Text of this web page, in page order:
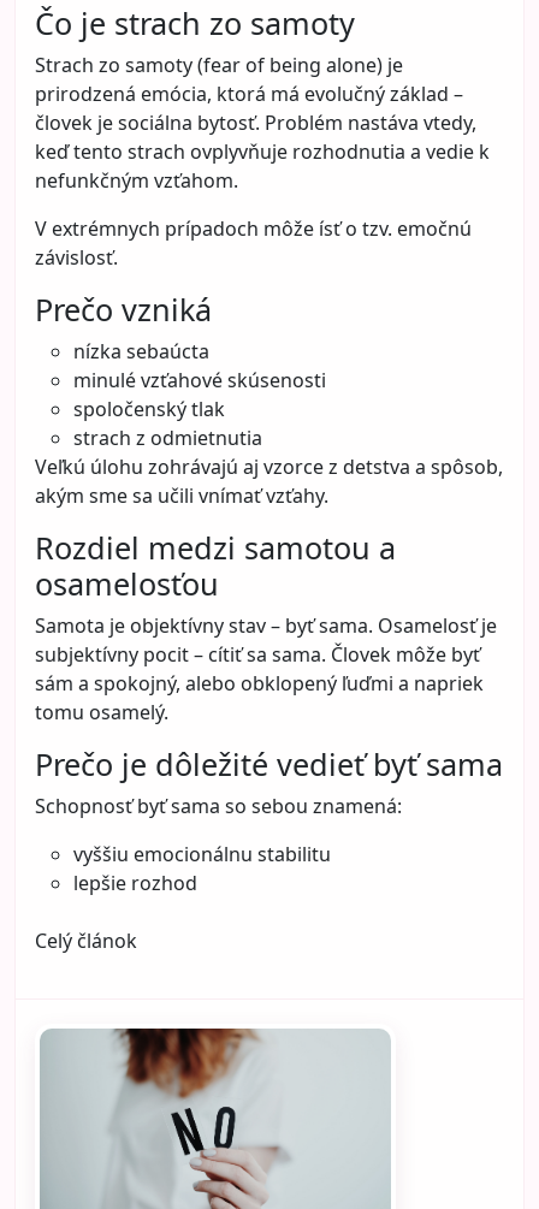
Čo je strach zo samoty
Strach zo samoty (fear of being alone) je
prirodzená emócia, ktorá má evolučný základ –
človek je sociálna bytosť. Problém nastáva vtedy,
keď tento strach ovplyvňuje rozhodnutia a vedie k
nefunkčným vzťahom.
V extrémnych prípadoch môže ísť o tzv. emočnú
závislosť.
Prečo vzniká
nízka sebaúcta
minulé vzťahové skúsenosti
spoločenský tlak
strach z odmietnutia
Veľkú úlohu zohrávajú aj vzorce z detstva a spôsob,
akým sme sa učili vnímať vzťahy.
Rozdiel medzi samotou a
osamelosťou
Samota je objektívny stav – byť sama. Osamelosť je
subjektívny pocit – cítiť sa sama. Človek môže byť
sám a spokojný, alebo obklopený ľuďmi a napriek
tomu osamelý.
Prečo je dôležité vedieť byť sama
Schopnosť byť sama so sebou znamená:
vyššiu emocionálnu stabilitu
lepšie rozhod
Celý článok